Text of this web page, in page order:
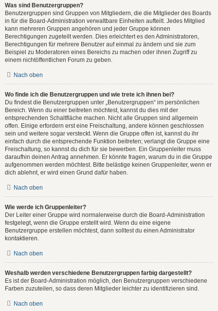
Was sind Benutzergruppen?
Benutzergruppen sind Gruppen von Mitgliedern, die die Mitglieder des Boards
in für die Board-Administration verwaltbare Einheiten aufteilt. Jedes Mitglied
kann mehreren Gruppen angehören und jeder Gruppe können
Berechtigungen zugeteilt werden. Dies erleichtert es den Administratoren,
Berechtigungen für mehrere Benutzer auf einmal zu ändern und sie zum
Beispiel zu Moderatoren eines Bereichs zu machen oder ihnen Zugriff zu
einem nichtöffentlichen Forum zu geben.
Nach oben
Wo finde ich die Benutzergruppen und wie trete ich ihnen bei?
Du findest die Benutzergruppen unter „Benutzergruppen“ im persönlichen
Bereich. Wenn du einer beitreten möchtest, kannst du dies mit der
entsprechenden Schaltfläche machen. Nicht alle Gruppen sind allgemein
offen. Einige erfordern erst eine Freischaltung, andere können geschlossen
sein und weitere sogar versteckt. Wenn die Gruppe offen ist, kannst du ihr
einfach durch die entsprechende Funktion beitreten; verlangt die Gruppe eine
Freischaltung, so kannst du dich für sie bewerben. Ein Gruppenleiter muss
daraufhin deinen Antrag annehmen. Er könnte fragen, warum du in die Gruppe
aufgenommen werden möchtest. Bitte belästige keinen Gruppenleiter, wenn er
dich ablehnt, er wird einen Grund dafür haben.
Nach oben
Wie werde ich Gruppenleiter?
Der Leiter einer Gruppe wird normalerweise durch die Board-Administration
festgelegt, wenn die Gruppe erstellt wird. Wenn du eine eigene
Benutzergruppe erstellen möchtest, dann solltest du einen Administrator
kontaktieren.
Nach oben
Weshalb werden verschiedene Benutzergruppen farbig dargestellt?
Es ist der Board-Administration möglich, den Benutzergruppen verschiedene
Farben zuzuteilen, so dass deren Mitglieder leichter zu identifizieren sind.
Nach oben